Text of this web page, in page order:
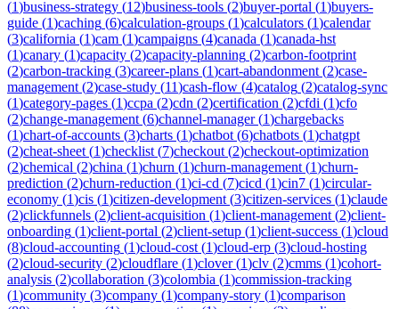
(1)business-strategy (12)business-tools (2)buyer-portal (1)buyers-
guide (1)caching (6)calculation-groups (1)calculators (1)calendar
(3)california (1)cam (1)campaigns (4)canada (1)canada-hst
(1)canary (1)capacity (2)capacity-planning (2)carbon-footprint
(2)carbon-tracking (3)career-plans (1)cart-abandonment (2)case-
management (2)case-study (11)cash-flow (4)catalog (2)catalog-sync
(1)category-pages (1)ccpa (2)cdn (2)certification (2)cfdi (1)cfo
(2)change-management (6)channel-manager(1)chargebacks
(1)chart-of-accounts (3)charts (1)chatbot (6)chatbots (1)chatgpt
(2)cheat-sheet (1)checklist (7)checkout (2)checkout-optimization
(2)chemical (2)china (1)churn (1)churn-management (1)churn-
prediction (2)churn-reduction (1)ci-cd (7)cicd (1)cin7 (1)circular-
economy (1)cis (1)citizen-development (3)citizen-services (1)claude
(2)clickfunnels (2)client-acquisition (1)client-management (2)client-
onboarding (1)client-portal (2)client-setup (1)client-success (1)cloud
(8)cloud-accounting (1)cloud-cost (1)cloud-erp (3)cloud-hosting
(2)cloud-security (2)cloudflare (1)clover(1)clv (2)cmms (1)cohort-
analysis (2)collaboration (3)colombia (1)commission-tracking
(1)community (3)company (1)company-story (1)comparison